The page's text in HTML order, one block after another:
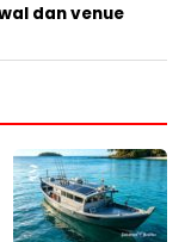
dan venue